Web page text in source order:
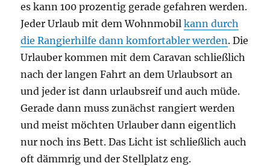
es kann 100 prozentig gerade gefahren werden.
Jeder Urlaub mit dem Wohnmobilkann durch
die Rangierhilfe dann komfortabler werden. Die
Urlauber kommen mit dem Caravan schließlich
nach der langen Fahrt an dem Urlaubsort an
und jeder ist dann urlaubsreif und auch müde.
Gerade dann muss zunächst rangiert werden
und meist möchten Urlauber dann eigentlich
nur noch ins Bett. Das Licht ist schließlich auch
oft dämmrig und der Stellplatz eng.